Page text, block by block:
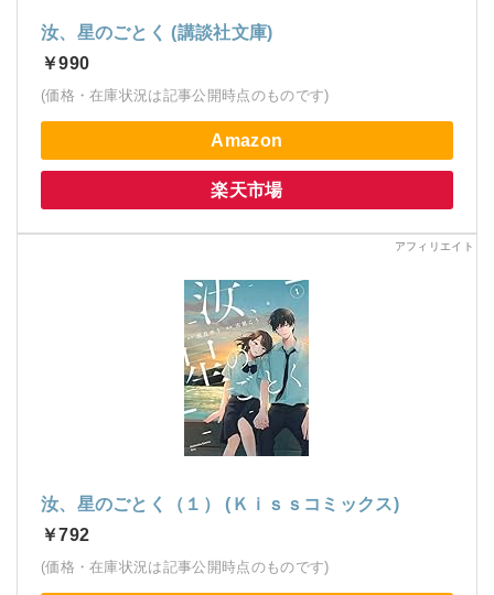
汝、星のごとく (講談社文庫)
￥990
(価格・在庫状況は記事公開時点のものです)
Amazon
楽天市場
汝、星のごとく（１） (Ｋｉｓｓコミックス)
￥792
(価格・在庫状況は記事公開時点のものです)